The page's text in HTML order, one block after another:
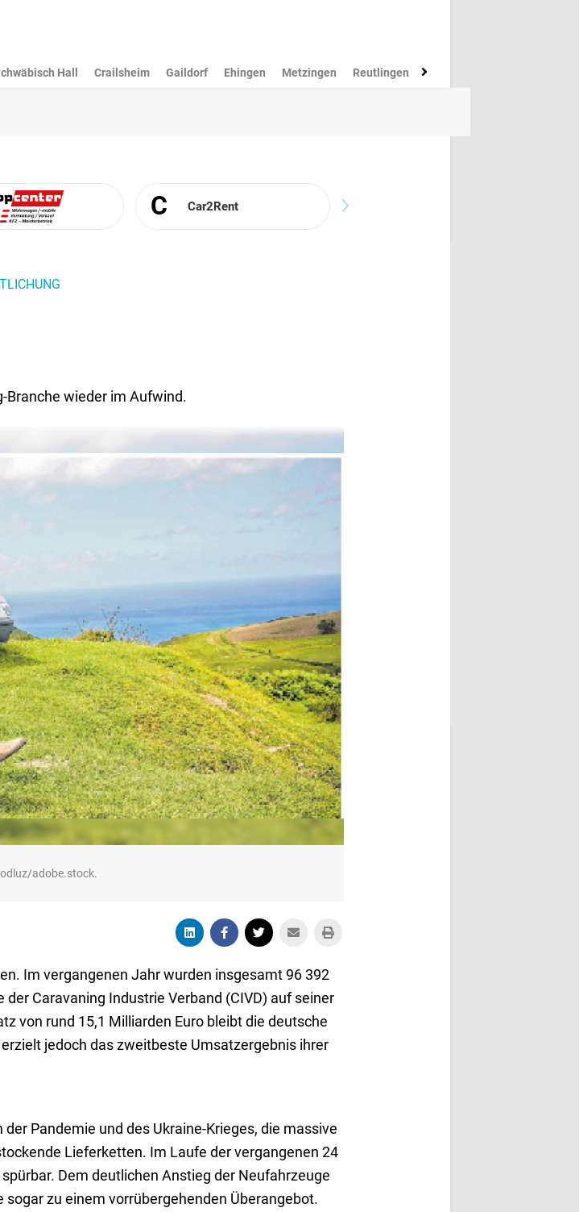
Hall Crailsheim Gaildorf Ehingen Metzingen Reutlingen Münsingen
C Car2­Rent
Branche wieder im Aufwind.
adobe.stock.
Im vergangenen Jahr wurden insgesamt 96 392
Caravaning Industrie Verband (CIVD) auf seiner
von rund 15,1 Milliarden Euro bleibt die deutsche
jedoch das zweitbeste Umsatzergebnis ihrer
Pandemie und des Ukraine-Krieges, die massive
Lieferketten. Im Laufe der vergangenen 24
Dem deutlichen Anstieg der Neufahrzeuge
zu einem vorrübergehenden Überangebot.